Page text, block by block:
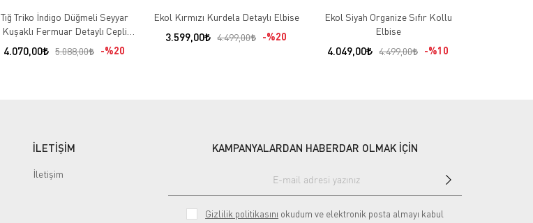
Tığ Triko İndigo Düğmeli Seyyar
Kuşaklı Fermuar Detaylı Cepli
4.070,00 5.088,00 %20
Ekol Kırmızı Kurdela Detaylı Elbise
3.599,00 4.499,00 %20
Ekol Siyah Organize Sıfır Kollu
Elbise
4.049,00 4.499,00 %10
İLETİŞİM
İletişim
KAMPANYALARDAN HABERDAR OLMAK İÇİN
Gizlilik politikasını okudum ve elektronik posta almayı kabul